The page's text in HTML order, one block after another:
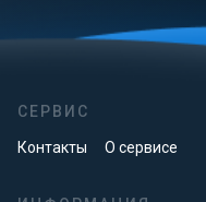
СЕРВИС
Контакты О сервисе